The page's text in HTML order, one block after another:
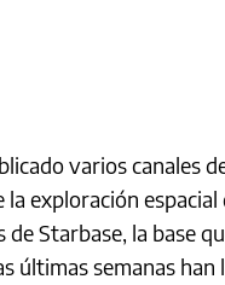
varios canales
la exploración
de Starbase, la base
últimas semanas han